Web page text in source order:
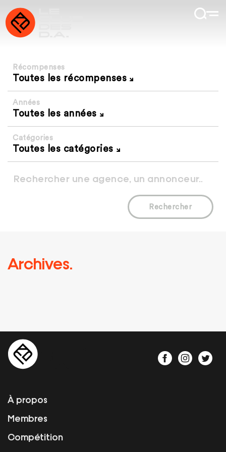
Récompenses
Toutes les récompenses
Années
Toutes les années
Catégories
Toutes les catégories
Rechercher
Archives.
À propos
Membres
Compétition